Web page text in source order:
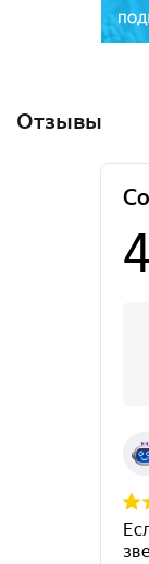
Отзывы